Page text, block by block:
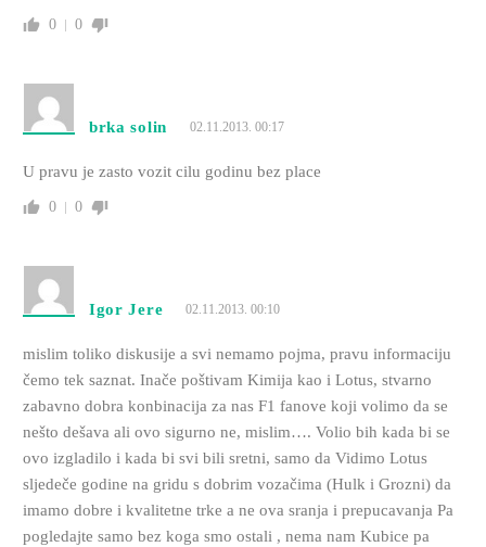
0 0
brka solin 02.11.2013. 00:17
U pravu je zasto vozit cilu godinu bez place
0 0
Igor Jere 02.11.2013. 00:10
mislim toliko diskusije a svi nemamo pojma, pravu informaciju
čemo tek saznat. Inače poštivam Kimija kao i Lotus, stvarno
zabavno dobra konbinacija za nas F1 fanove koji volimo da se
nešto dešava ali ovo sigurno ne, mislim…. Volio bih kada bi se
ovo izgladilo i kada bi svi bili sretni, samo da Vidimo Lotus
sljedeče godine na gridu s dobrim vozačima (Hulk i Grozni) da
imamo dobre i kvalitetne trke a ne ova sranja i prepucavanja Pa
pogledajte samo bez koga smo ostali , nema nam Kubice pa